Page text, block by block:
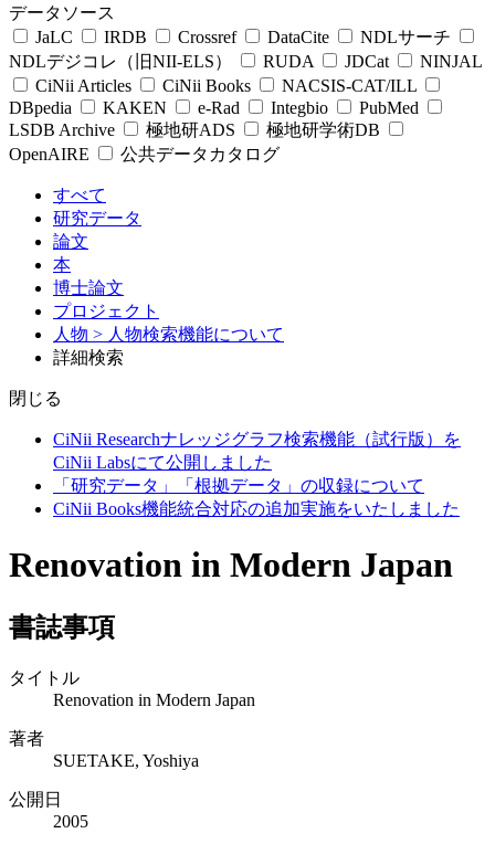
データソース
JaLC
IRDB Crossref DataCite
NDLサーチ
NDLデジコレ（旧NII-ELS）
RUDA JDCat
NINJAL
CiNii Articles
CiNii Books
NACSIS-CAT/ILL
DBpedia
KAKEN e-Rad Integbio
PubMed
LSDB Archive
極地研ADS
極地研学術DB
OpenAIRE
公共データカタログ
すべて
研究データ
論文
本
博士論文
プロジェクト
人物 > 人物検索機能について
詳細検索
閉じる
CiNii Researchナレッジグラフ検索機能（試行版）を
CiNii Labsにて公開しました
「研究データ」「根拠データ」の収録について
CiNii Books機能統合対応の追加実施をいたしました
Renovation in Modern Japan
書誌事項
タイトル
Renovation in Modern Japan
著者
SUETAKE, Yoshiya
公開日
2005